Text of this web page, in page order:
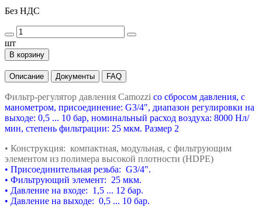
Без НДС
шт
В корзину
Описание Документы FAQ
Фильтр-регулятор давления Camozzi со сбросом давления, с
манометром, присоединение: G3/4", диапазон регулировки на
выходе: 0,5 ... 10 бар, номинальный расход воздуха: 8000 Нл/
мин, степень фильтрации: 25 мкм. Размер 2
• Конструкция: компактная, модульная, с фильтрующим
элементом из полимера высокой плотности (HDPE)
• Присоединительная резьба: G3/4".
• Фильтрующий элемент: 25 мкм.
• Давление на входе: 1,5 ... 12 бар.
• Давление на выходе: 0,5 ... 10 бар.